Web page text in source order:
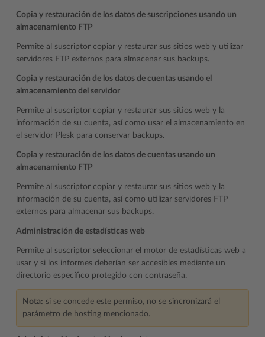
Copia y restauración de los datos de suscripciones usando un
almacenamiento FTP
Permite al suscriptor copiar y restaurar sus sitios web y utilizar
servidores FTP externos para almacenar sus backups.
Copia y restauración de los datos de cuentas usando el
almacenamiento del servidor
Permite al suscriptor copiar y restaurar sus sitios web y la
información de su cuenta, así como usar el almacenamiento en
el servidor Plesk para conservar backups.
Copia y restauración de los datos de cuentas usando un
almacenamiento FTP
Permite al suscriptor copiar y restaurar sus sitios web y la
información de su cuenta, así como utilizar servidores FTP
externos para almacenar sus backups.
Administración de estadísticas web
Permite al suscriptor seleccionar el motor de estadísticas web a
usar y si los informes deberían ser accesibles mediante un
directorio específico protegido con contraseña.
Nota: si se concede este permiso, no se sincronizará el
parámetro de hosting mencionado.